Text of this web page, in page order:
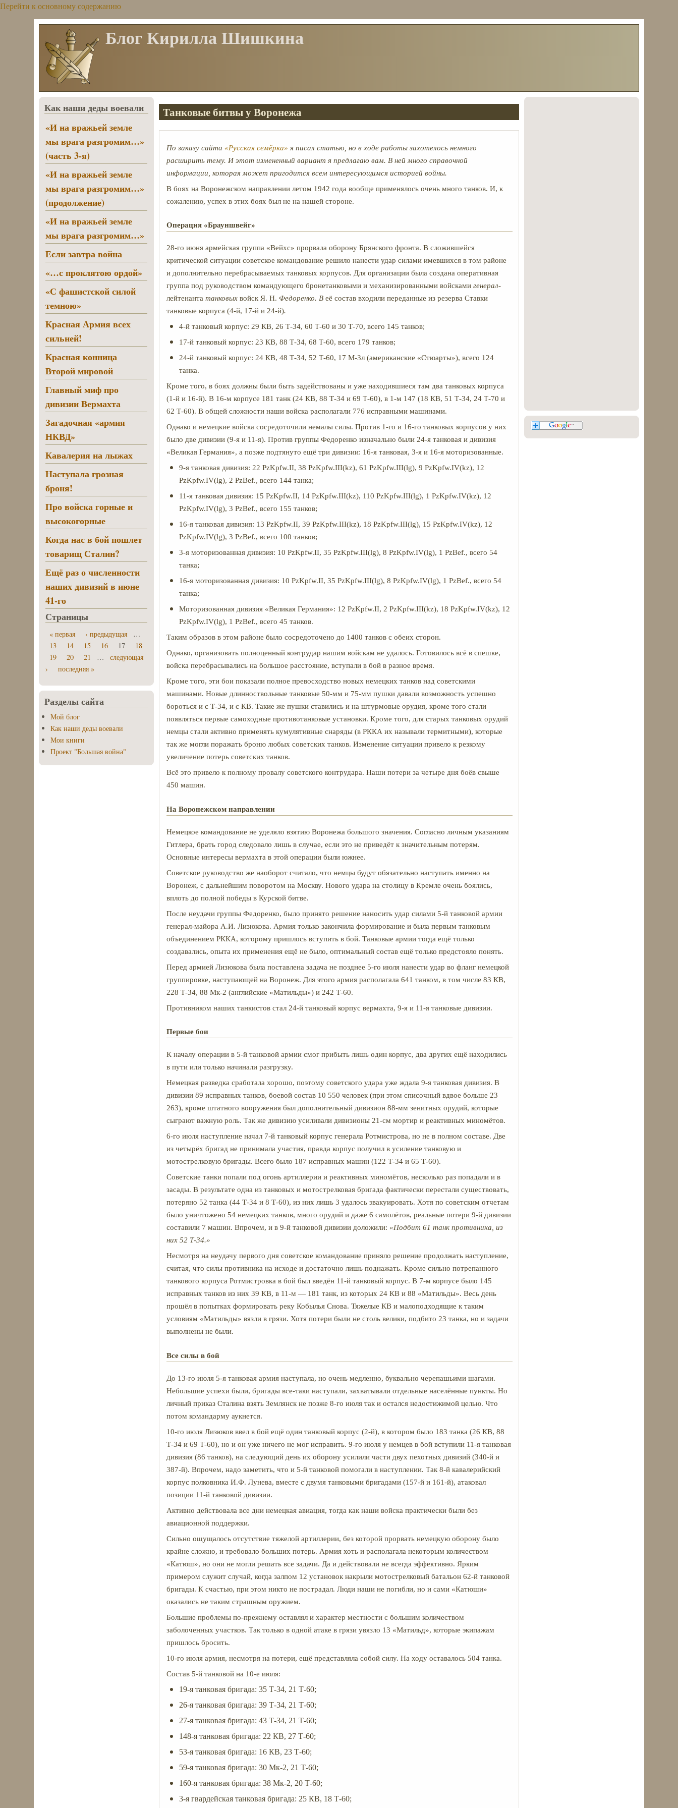
Перейти к основному содержанию
Блог Кирилла Шишкина
Танковые битвы у Воронежа
По заказу сайта «Русская семёрка» я писал статью, но в ходе работы захотелось немного
расширить тему. И этот измененный вариант я предлагаю вам. В ней много справочной
информации, которая может пригодится всем интересующимся историей войны.
В боях на Воронежском направлении летом 1942 года вообще применялось очень много танков. И, к
сожалению, успех в этих боях был не на нашей стороне.
Операция «Брауншвейг»
28-го июня армейская группа «Вейхс» прорвала оборону Брянского фронта. В сложившейся
критической ситуации советское командование решило нанести удар силами имевшихся в том районе
и дополнительно перебрасываемых танковых корпусов. Для организации была создана оперативная
группа под руководством командующего бронетанковыми и механизированными войскамигенерал-
лейтенантатанковых войск Я. Н. Федоренко. В её состав входили переданные из резерва Ставки
танковые корпуса (4-й, 17-й и 24-й).
4-й танковый корпус: 29 КВ, 26 Т-34, 60 Т-60 и 30 Т-70, всего 145 танков;
17-й танковый корпус: 23 КВ, 88 Т-34, 68 Т-60, всего 179 танков;
24-й танковый корпус: 24 КВ, 48 Т-34, 52 Т-60, 17 М-3л (американские «Стюарты»), всего 124
танка.
Кроме того, в боях должны были быть задействованы и уже находившиеся там два танковых корпуса
(1-й и 16-й). В 16-м корпусе 181 танк (24 КВ, 88 Т-34 и 69 Т-60), в 1-м 147 (18 КВ, 51 Т-34, 24 Т-70 и
62 Т-60). В общей сложности наши войска располагали 776 исправными машинами.
Однако и немецкие войска сосредоточили немалы силы. Против 1-го и 16-го танковых корпусов у них
было две дивизии (9-я и 11-я). Против группы Федоренко изначально были 24-я танковая и дивизия
«Великая Германия», а позже подтянуто ещё три дивизии: 16-я танковая, 3-я и 16-я моторизованные.
9-я танковая дивизия: 22 PzKpfw.II, 38 PzKpfw.III(kz), 61 PzKpfw.III(lg), 9 PzKpfw.IV(kz), 12
PzKpfw.IV(lg), 2 PzBef., всего 144 танка;
11-я танковая дивизия: 15 PzKpfw.II, 14 PzKpfw.III(kz), 110 PzKpfw.III(lg), 1 PzKpfw.IV(kz), 12
PzKpfw.IV(lg), 3 PzBef., всего 155 танков;
16-я танковая дивизия: 13 PzKpfw.II, 39 PzKpfw.III(kz), 18 PzKpfw.III(lg), 15 PzKpfw.IV(kz), 12
PzKpfw.IV(lg), 3 PzBef., всего 100 танков;
3-я моторизованная дивизия: 10 PzKpfw.II, 35 PzKpfw.III(lg), 8 PzKpfw.IV(lg), 1 PzBef., всего 54
танка;
16-я моторизованная дивизия: 10 PzKpfw.II, 35 PzKpfw.III(lg), 8 PzKpfw.IV(lg), 1 PzBef., всего 54
танка;
Моторизованная дивизия «Великая Германия»: 12 PzKpfw.II, 2 PzKpfw.III(kz), 18 PzKpfw.IV(kz), 12
PzKpfw.IV(lg), 1 PzBef., всего 45 танков.
Таким образов в этом районе было сосредоточено до 1400 танков с обеих сторон.
Однако, организовать полноценный контрудар нашим войскам не удалось. Готовилось всё в спешке,
войска перебрасывались на большое расстояние, вступали в бой в разное время.
Кроме того, эти бои показали полное превосходство новых немецких танков над советскими
машинами. Новые длинноствольные танковые 50-мм и 75-мм пушки давали возможность успешно
бороться и с Т-34, и с КВ. Такие же пушки ставились и на штурмовые орудия, кроме того стали
появляться первые самоходные противотанковые установки. Кроме того, для старых танковых орудий
немцы стали активно применять кумулятивные снаряды (в РККА их называли термитными), которые
так же могли поражать броню любых советских танков. Изменение ситуации привело к резкому
увеличение потерь советских танков.
Всё это привело к полному провалу советского контрудара. Наши потери за четыре дня боёв свыше
450 машин.
На Воронежском направлении
Немецкое командование не уделяло взятию Воронежа большого значения. Согласно личным указаниям
Гитлера, брать город следовало лишь в случае, если это не приведёт к значительным потерям.
Основные интересы вермахта в этой операции были южнее.
Советское руководство же наоборот считало, что немцы будут обязательно наступать именно на
Воронеж, с дальнейшим поворотом на Москву. Нового удара на столицу в Кремле очень боялись,
вплоть до полной победы в Курской битве.
После неудачи группы Федоренко, было принято решение наносить удар силами 5-й танковой армии
генерал-майора А.И. Лизюкова. Армия только закончила формирование и была первым танковым
объединением РККА, которому пришлось вступить в бой. Танковые армии тогда ещё только
создавались, опыта их применения ещё не было, оптимальный состав ещё только предстояло понять.
Перед армией Лизюкова была поставлена задача не позднее 5-го июля нанести удар во фланг немецкой
группировке, наступающей на Воронеж. Для этого армия располагала 641 танком, в том числе 83 КВ,
228 Т-34, 88 Мк-2 (английские «Матильды») и 242 Т-60.
Противником наших танкистов стал 24-й танковый корпус вермахта, 9-я и 11-я танковые дивизии.
Первые бои
К началу операции в 5-й танковой армии смог прибыть лишь один корпус, два других ещё находились
в пути или только начинали разгрузку.
Немецкая разведка сработала хорошо, поэтому советского удара уже ждала 9-я танковая дивизия. В
дивизии 89 исправных танков, боевой состав 10 550 человек (при этом списочный вдвое больше 23
263), кроме штатного вооружения был дополнительный дивизион 88-мм зенитных орудий, которые
сыграют важную роль. Так же дивизию усиливали дивизионы 21-см мортир и реактивных миномётов.
6-го июля наступление начал 7-й танковый корпус генерала Ротмистрова, но не в полном составе. Две
из четырёх бригад не принимала участия, правда корпус получил в усиление танковую и
мотострелковую бригады. Всего было 187 исправных машин (122 Т-34 и 65 Т-60).
Советские танки попали под огонь артиллерии и реактивных миномётов, несколько раз попадали и в
засады. В результате одна из танковых и мотострелковая бригада фактически перестали существовать,
потеряно 52 танка (44 Т-34 и 8 Т-60), из них лишь 3 удалось эвакуировать. Хотя по советским отчетам
было уничтожено 54 немецких танков, много орудий и даже 6 самолётов, реальные потери 9-й дивизии
составили 7 машин. Впрочем, и в 9-й танковой дивизии доложили: «Подбит 61 танк противника, из
них 52 Т-34.»
Несмотря на неудачу первого дня советское командование приняло решение продолжать наступление,
считая, что силы противника на исходе и достаточно лишь поднажать. Кроме сильно потрепанного
танкового корпуса Ротмистровка в бой был введён 11-й танковый корпус. В 7-м корпусе было 145
исправных танков из них 39 КВ, в 11-м — 181 танк, из которых 24 КВ и 88 «Матильды». Весь день
прошёл в попытках формировать реку Кобылья Снова. Тяжелые КВ и малоподходящие к таким
условиям «Матильды» вязли в грязи. Хотя потери были не столь велики, подбито 23 танка, но и задачи
выполнены не были.
Все силы в бой
До 13-го июля 5-я танковая армия наступала, но очень медленно, буквально черепашьими шагами.
Небольшие успехи были, бригады все-таки наступали, захватывали отдельные населённые пункты. Но
личный приказ Сталина взять Землянск не позже 8-го июля так и остался недостижимой целью. Что
потом командарму аукнется.
10-го июля Лизюков ввел в бой ещё один танковый корпус (2-й), в котором было 183 танка (26 КВ, 88
Т-34 и 69 Т-60), но и он уже ничего не мог исправить. 9-го июля у немцев в бой вступили 11-я танковая
дивизия (86 танков), на следующий день их оборону усилили части двух пехотных дивизий (340-й и
387-й). Впрочем, надо заметить, что и 5-й танковой помогали в наступлении. Так 8-й кавалерийский
корпус полковника И.Ф. Лунева, вместе с двумя танковыми бригадами (157-й и 161-й), атаковал
позиции 11-й танковой дивизии.
Активно действовала все дни немецкая авиация, тогда как наши войска практически были без
авиационной поддержки.
Сильно ощущалось отсутствие тяжелой артиллерии, без которой прорвать немецкую оборону было
крайне сложно, и требовало больших потерь. Армия хоть и располагала некоторым количеством
«Катюш», но они не могли решать все задачи. Да и действовали не всегда эффективно. Ярким
примером служит случай, когда залпом 12 установок накрыли мотострелковый батальон 62-й танковой
бригады. К счастью, при этом никто не пострадал. Люди наши не погибли, но и сами «Катюши»
оказались не таким страшным оружием.
Большие проблемы по-прежнему оставлял и характер местности с большим количеством
заболоченных участков. Так только в одной атаке в грязи увязло 13 «Матильд», которые экипажам
пришлось бросить.
10-го июля армия, несмотря на потери, ещё представляла собой силу. На ходу оставалось 504 танка.
Состав 5-й танковой на 10-е июля:
19-я танковая бригада: 35 Т-34, 21 Т-60;
26-я танковая бригада: 39 Т-34, 21 Т-60;
27-я танковая бригада: 43 Т-34, 21 Т-60;
148-я танковая бригада: 22 КВ, 27 Т-60;
53-я танковая бригада: 16 КВ, 23 Т-60;
59-я танковая бригада: 30 Мк-2, 21 Т-60;
160-я танковая бригада: 38 Мк-2, 20 Т-60;
3-я гвардейская танковая бригада: 25 КВ, 18 Т-60;
Как наши деды воевали
«И на вражьей земле
мы врага разгромим…»
(часть 3-я)
«И на вражьей земле
мы врага разгромим…»
(продолжение)
«И на вражьей земле
мы врага разгромим…»
Если завтра война
«…с проклятою ордой»
«С фашистской силой
темною»
Красная Армия всех
сильней!
Красная конница
Второй мировой
Главный миф про
дивизии Вермахта
Загадочная «армия
НКВД»
Кавалерия на лыжах
Наступала грозная
броня!
Про войска горные и
высокогорные
Когда нас в бой пошлет
товарищ Сталин?
Ещё раз о численности
наших дивизий в июне
41-го
Страницы
« первая ‹ предыдущая
…
13
14 15 16 17
18
19
20 21 …
следующая
›
последняя »
Разделы сайта
Мой блог
Как наши деды воевали
Мои книги
Проект "Большая война"